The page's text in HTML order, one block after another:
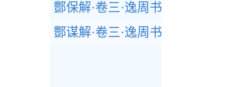
酆保解·卷三·逸周书
酆谋解·卷三·逸周书